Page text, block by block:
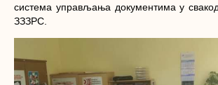
система управљања документима у
ЗЗЗРС.